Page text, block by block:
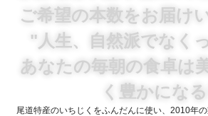
ご希望の本数をお届け
"人生、自然派でなく
あなたの毎朝の食卓は
く豊かにな
尾道特産のいちじくをふんだんに使い、2010年